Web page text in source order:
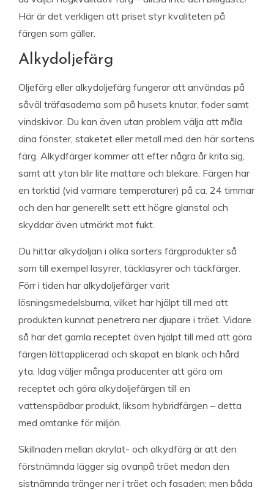
Här är det verkligen att priset styr kvaliteten på
färgen som gäller.
Alkydoljefärg
Oljefärg eller alkydoljefärg fungerar att användas på
såväl träfasaderna som på husets knutar, foder samt
vindskivor. Du kan även utan problem välja att måla
dina fönster, staketet eller metall med den här sortens
färg. Alkydfärger kommer att efter några år krita sig,
samt att ytan blir lite mattare och blekare. Färgen har
en torktid (vid varmare temperaturer) på ca. 24 timmar
och den har generellt sett ett högre glanstal och
skyddar även utmärkt mot fukt.
Du hittar alkydoljan i olika sorters färgprodukter så
som till exempel lasyrer, täcklasyrer och täckfärger.
Förr i tiden har alkydoljefärger varit
lösningsmedelsburna, vilket har hjälpt till med att
produkten kunnat penetrera ner djupare i träet. Vidare
så har det gamla receptet även hjälpt till med att göra
färgen lättapplicerad och skapat en blank och hård
yta. Idag väljer många producenter att göra om
receptet och göra alkydoljefärgen till en
vattenspädbar produkt, liksom hybridfärgen – detta
med omtanke för miljön.
Skillnaden mellan akrylat- och alkydfärg är att den
förstnämnda lägger sig ovanpå träet medan den
sistnämnda tränger ner i träet och fasaden; men båda